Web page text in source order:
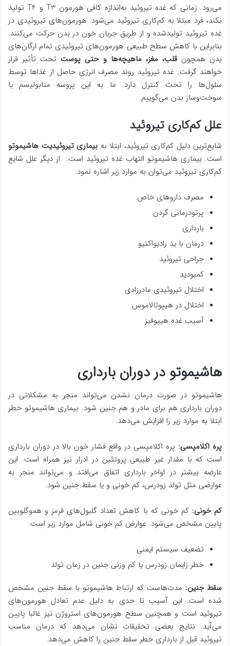
می‌رود. زمانی که غده تیروئید به‌اندازه کافی هورمون T3 و T4 تولید
نکند، فرد مبتلا به کم‌کاری تیروئید می‌شود. هورمون‌های تیروئیدی در
غده تیروئید تولیدشده و از طریق جریان خون در بدن حرکت می‌کنند.
بنابراین با کاهش سطح طبیعی هورمون‌های تیروئیدی تمام ارگان‌های
بدن همچونقلب، مغز، ماهیچه‌ها و حتی پوست تحت تأثیر قرار
خواهند گرفت. غده تیروئید روند مصرف انرژی حاصل از غذاها توسط
سلول‌ها را تحت کنترل دارد. ما به این پروسه متابولیسم یا
سوخت‌وساز بدن می‌گوییم.
علل کم‌کاری تیروئید
شایع‌ترین دلیل کم‌کاری تیروئید، ابتلا به بیماری تیروئیدیت هاشیموتو
است. بیماری هاشیموتو التهاب غده تیروئید است. از دیگر علل شایع
کم‌کاری تیروئید می‌توان به موارد زیر اشاره نمود:
مصرف داروهای خاص
پرتودرمانی گردن
بارداری
درمان با ید رادیواکتیو
جراحی تیروئید
کمبودید
اختلال تیروئیدی مادرزادی
اختلال در هیپوتالاموس
آسیب غده هیپوفیز
هاشیموتو در دوران بارداری
هاشیموتو در صورت درمان نشدن می‌تواند منجر به مشکلاتی در
دوران بارداری هم برای مادر و هم جنین شود. بیماری هاشیموتو خطر
ابتلا به موارد زیر را افزایش می‌دهد.
پره اکلامپسی: پره اکلامپسی در واقع فشار خون بالا در دوران بارداری
است که با مقدار غیر طبیعی پروتئین در ادرار نیز همراه است. این
عارضه بیشتر در اواخر بارداری اتفاق می‌افتد و می‌تواند منجر به
عوارضی مثل تولد زودرس، کم خونی و یا سقط جنین شود.
کم خونی: کم خونی که با کاهش تعداد گلبول‌های قرمز و هموگلوبین
پایین مشخص می‌شود. عوارض کم خونی شامل موارد زیر است:
تضعیف سیستم ایمنی
خطر زایمان زودرس یا کم وزنی جنین در زمان تولد
سقط جنین: مدت‌هاست که ارتباط هاشیموتو با سقط جنین مشخص
شده است. این آسیب تا حدی به دلیل عدم تعادل هورمون‌های
تیروئید است و همچنین سطح هورمون‌های استروژن نیز غالبا پایین
می‌آید. نتایج بعضی تحقیقات نشان می‌دهد که درمان مناسب
تیروئید قبل از بارداری خطر سقط جنین را کاهش می‌دهد.